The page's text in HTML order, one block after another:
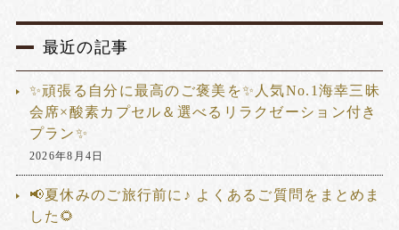
最近の記事
✨頑張る自分に最高のご褒美を✨人気No.1海幸三昧
会席×酸素カプセル＆選べるリラクゼーション付き
プラン✨
2026年8月4日
📢夏休みのご旅行前に♪ よくあるご質問をまとめま
した🌻